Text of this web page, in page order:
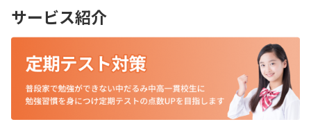
サービス紹介